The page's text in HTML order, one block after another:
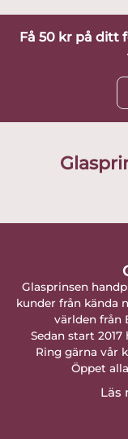
Få 50 kr på ditt
Glasprinsen
kunder från kända
världen från
Sedan start
Ring gärna vår
Öppet
Läs